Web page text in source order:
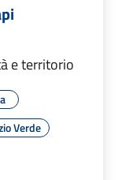
e territorio
Verde